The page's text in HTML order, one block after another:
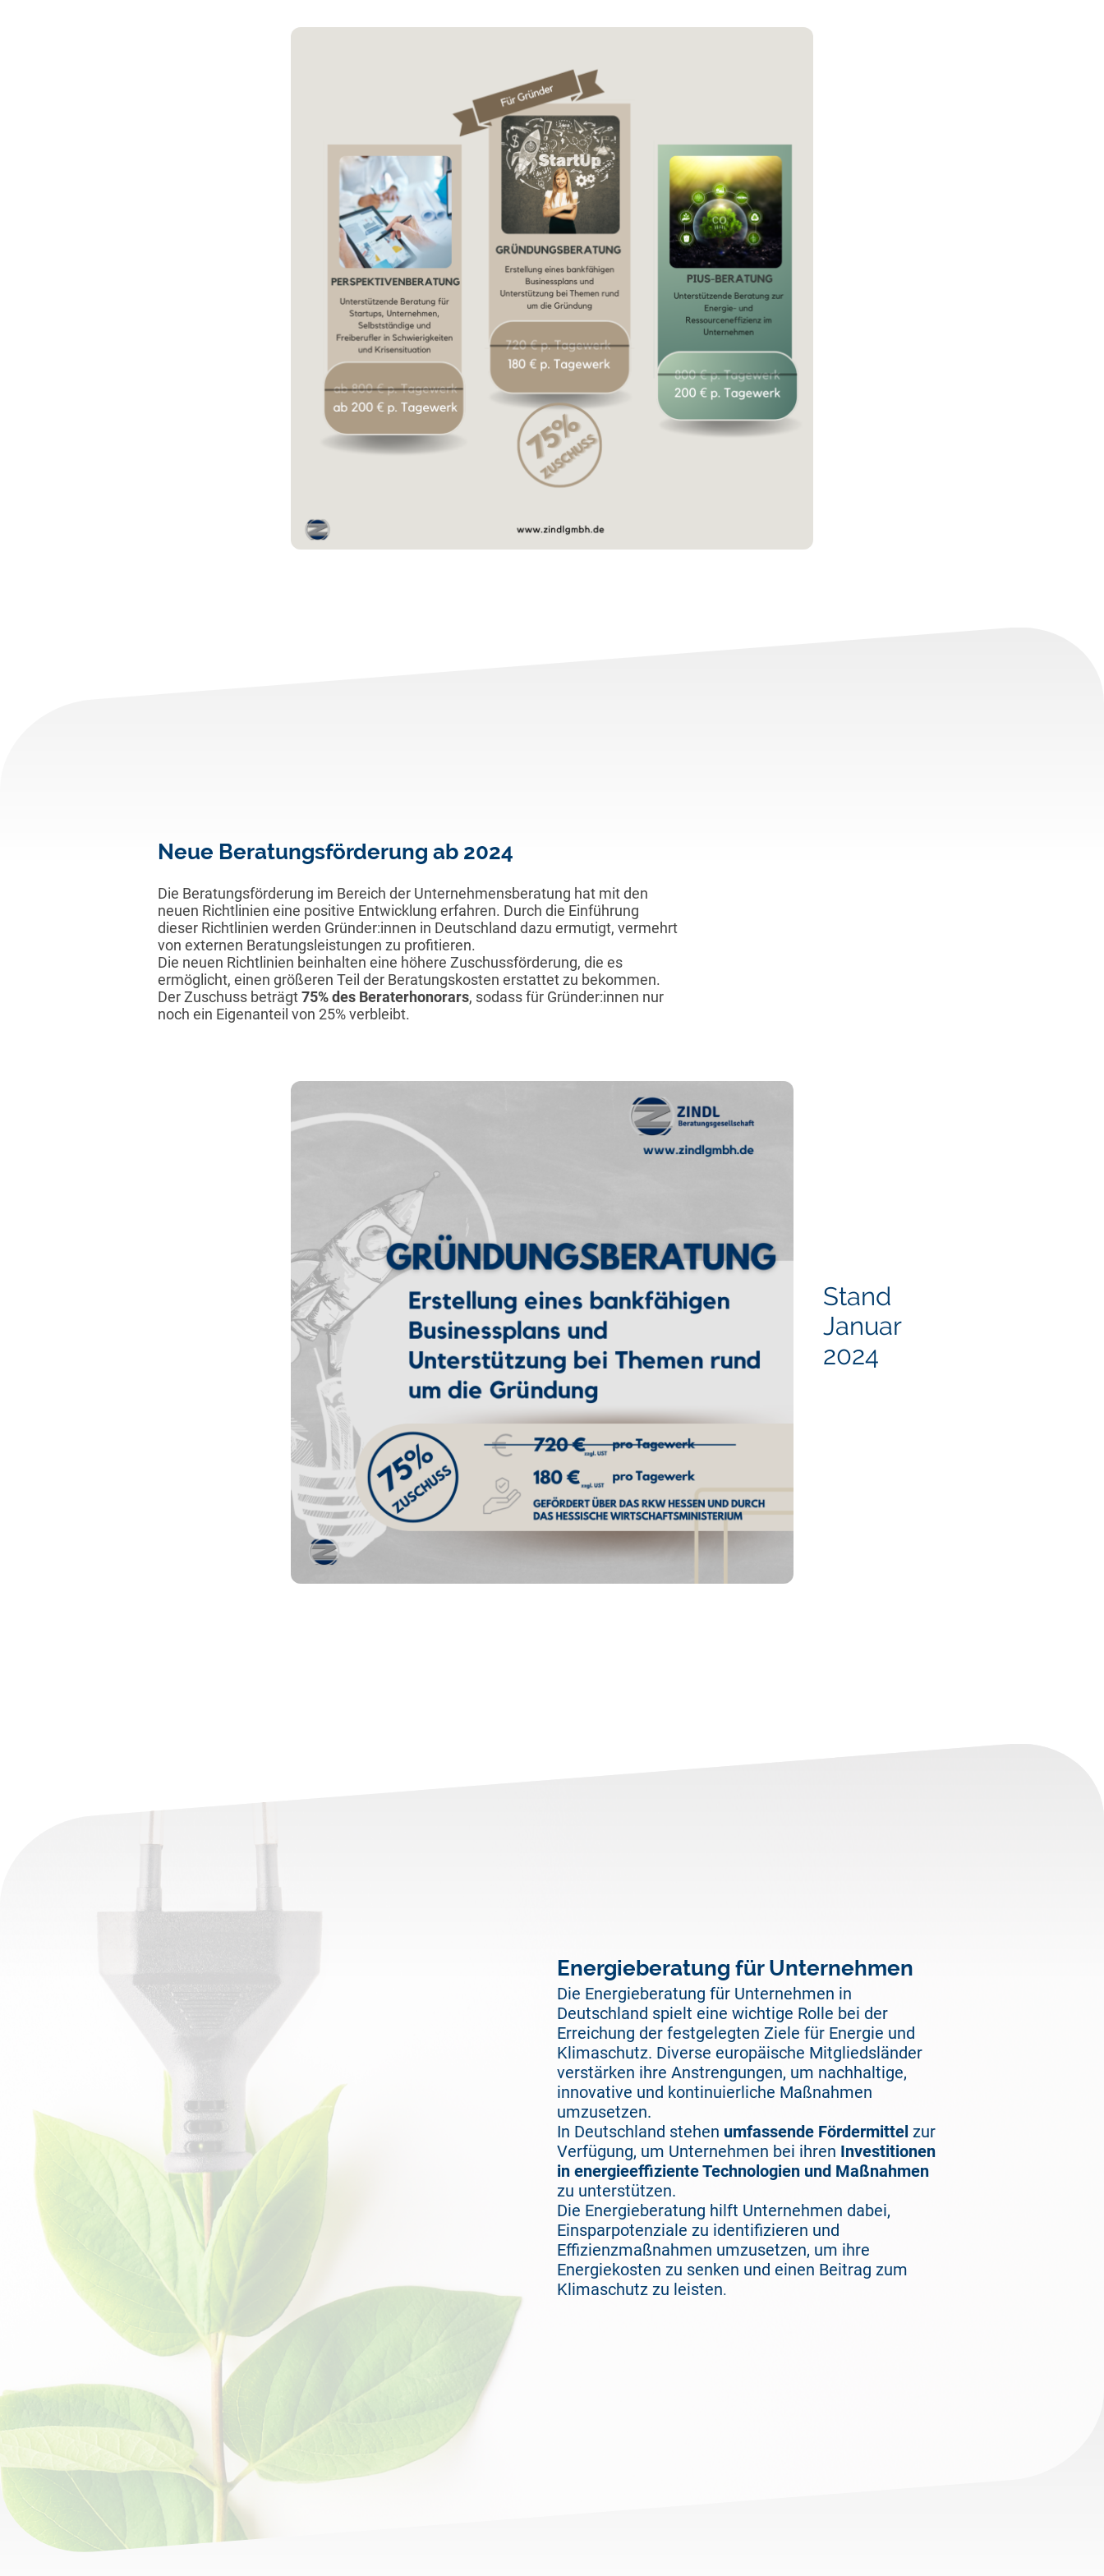
Neue Beratungsförderung ab 2024
Stand
Januar
2024
Die Beratungsförderung im Bereich der Unternehmensberatung hat mit den
neuen Richtlinien eine positive Entwicklung erfahren. Durch die Einführung
dieser Richtlinien werden Gründer:innen in Deutschland dazu ermutigt, vermehrt
von externen Beratungsleistungen zu profitieren.
Die neuen Richtlinien beinhalten eine höhere Zuschussförderung, die es
ermöglicht, einen größeren Teil der Beratungskosten erstattet zu bekommen.
Der Zuschuss beträgt75% des Beraterhonorars, sodass für Gründer:innen nur
noch ein Eigenanteil von 25% verbleibt.
Energieberatung für Unternehmen
Die Energieberatung für Unternehmen in
Deutschland spielt eine wichtige Rolle bei der
Erreichung der festgelegten Ziele für Energie und
Klimaschutz. Diverse europäische Mitgliedsländer
verstärken ihre Anstrengungen, um nachhaltige,
innovative und kontinuierliche Maßnahmen
umzusetzen.
In Deutschland stehen umfassende Fördermittel zur
Verfügung, um Unternehmen bei ihren Investitionen
in energieeffiziente Technologien und Maßnahmen
zu unterstützen.
Die Energieberatung hilft Unternehmen dabei,
Einsparpotenziale zu identifizieren und
Effizienzmaßnahmen umzusetzen, um ihre
Energiekosten zu senken und einen Beitrag zum
Klimaschutz zu leisten.